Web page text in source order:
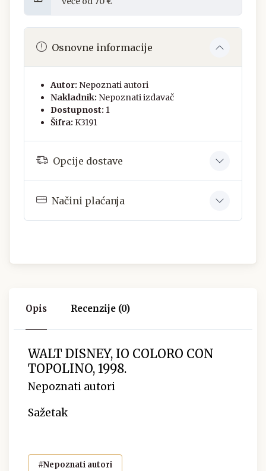
Osnovne informacije
Autor: Nepoznati autori
Nakladnik: Nepoznati izdavač
Dostupnost: 1
Šifra: K3191
Opcije dostave
Načini plaćanja
Opis Recenzije (0)
WALT DISNEY, IO COLORO CON
TOPOLINO, 1998.
Nepoznati autori
Sažetak
#Nepoznati autori